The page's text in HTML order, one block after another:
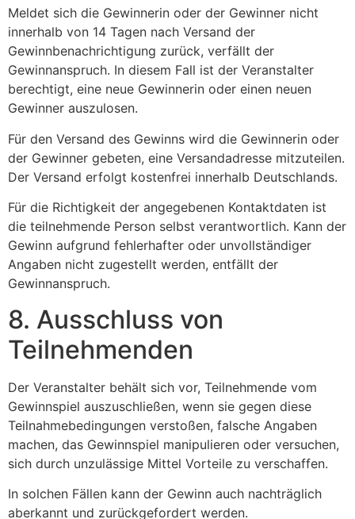
Meldet sich die Gewinnerin oder der Gewinner nicht
innerhalb von 14 Tagen nach Versand der
Gewinnbenachrichtigung zurück, verfällt der
Gewinnanspruch. In diesem Fall ist der Veranstalter
berechtigt, eine neue Gewinnerin oder einen neuen
Gewinner auszulosen.
Für den Versand des Gewinns wird die Gewinnerin oder
der Gewinner gebeten, eine Versandadresse mitzuteilen.
Der Versand erfolgt kostenfrei innerhalb Deutschlands.
Für die Richtigkeit der angegebenen Kontaktdaten ist
die teilnehmende Person selbst verantwortlich. Kann der
Gewinn aufgrund fehlerhafter oder unvollständiger
Angaben nicht zugestellt werden, entfällt der
Gewinnanspruch.
8. Ausschluss von
Teilnehmenden
Der Veranstalter behält sich vor, Teilnehmende vom
Gewinnspiel auszuschließen, wenn sie gegen diese
Teilnahmebedingungen verstoßen, falsche Angaben
machen, das Gewinnspiel manipulieren oder versuchen,
sich durch unzulässige Mittel Vorteile zu verschaffen.
In solchen Fällen kann der Gewinn auch nachträglich
aberkannt und zurückgefordert werden.